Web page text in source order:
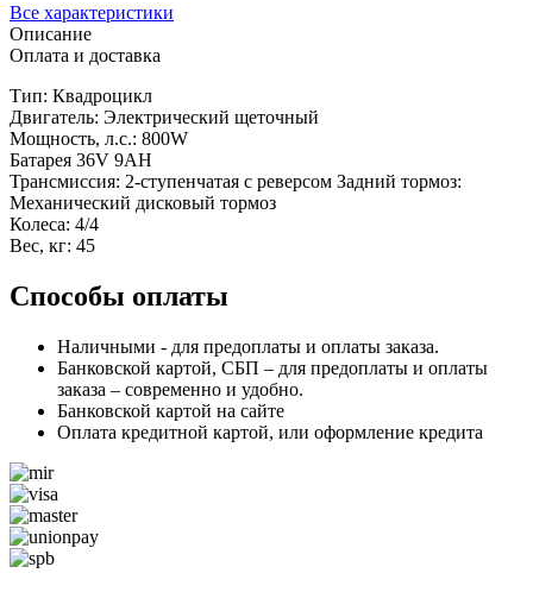
Все характеристики
Описание
Оплата и доставка
Тип: Квадроцикл
Двигатель: Электрический щеточный
Мощность, л.с.: 800W
Батарея 36V 9AH
Трансмиссия: 2-ступенчатая с реверсом Задний тормоз:
Механический дисковый тормоз
Колеса: 4/4
Вес, кг: 45
Способы оплаты
Наличными - для предоплаты и оплаты заказа.
Банковской картой, СБП – для предоплаты и оплаты
заказа – современно и удобно.
Банковской картой на сайте
Оплата кредитной картой, или оформление кредита